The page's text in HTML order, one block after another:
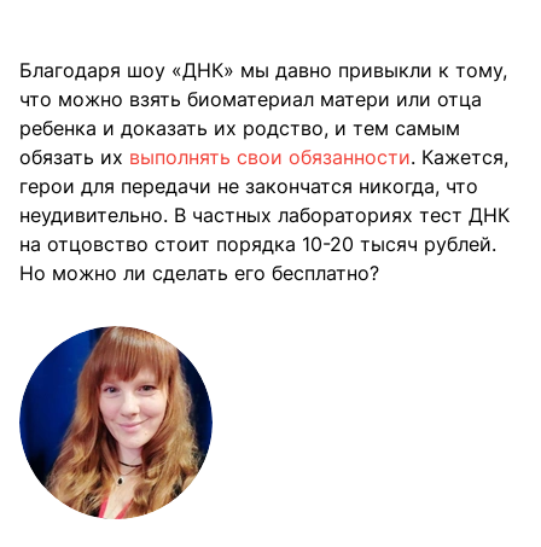
Благодаря шоу «ДНК» мы давно привыкли к тому,
что можно взять биоматериал матери или отца
ребенка и доказать их родство, и тем самым
обязать их выполнять свои обязанности. Кажется,
герои для передачи не закончатся никогда, что
неудивительно. В частных лабораториях тест ДНК
на отцовство стоит порядка 10-20 тысяч рублей.
Но можно ли сделать его бесплатно?